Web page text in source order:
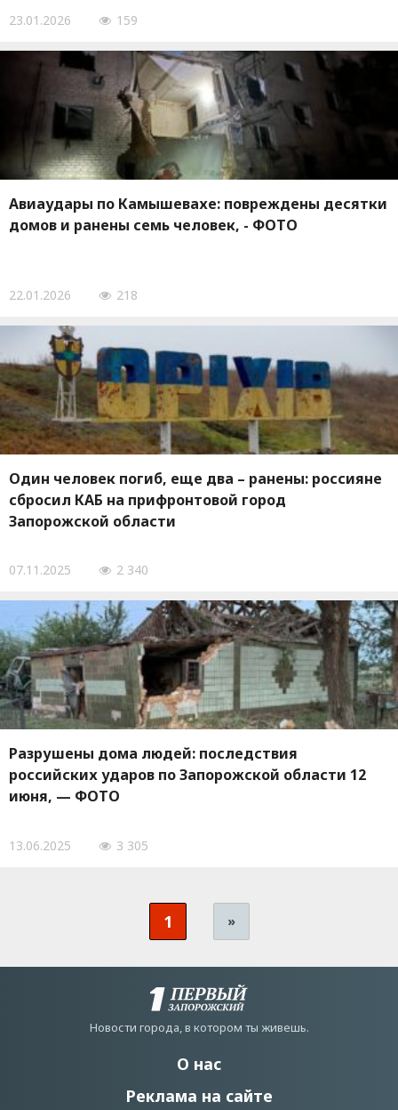
23.01.2026 159
Авиаудары по Камышевахе: повреждены десятки
домов и ранены семь человек, - ФОТО
22.01.2026 218
Один человек погиб, еще два – ранены: россияне
сбросил КАБ на прифронтовой город
Запорожской области
07.11.2025 2 340
Разрушены дома людей: последствия
российских ударов по Запорожской области 12
июня, — ФОТО
13.06.2025 3 305
1 »
Новости города, в котором ты живешь.
О нас
Реклама на сайте